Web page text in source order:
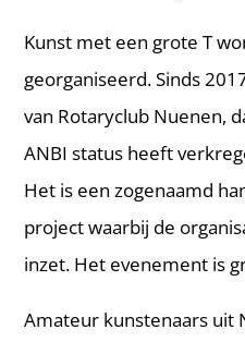
Kunst met een grote T
georganiseerd. Sinds
van Rotaryclub Nuenen,
ANBI status heeft
Het is een zogenaamd
project waarbij de
inzet. Het evenement is
Amateur kunstenaars uit